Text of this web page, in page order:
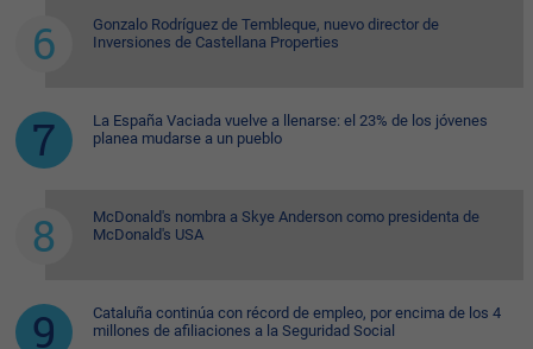
Gonzalo Rodríguez de Tembleque, nuevo director de
Inversiones de Castellana Properties
La España Vaciada vuelve a llenarse: el 23% de los jóvenes
planea mudarse a un pueblo
McDonald's nombra a Skye Anderson como presidenta de
McDonald's USA
Cataluña continúa con récord de empleo, por encima de los 4
millones de afiliaciones a la Seguridad Social